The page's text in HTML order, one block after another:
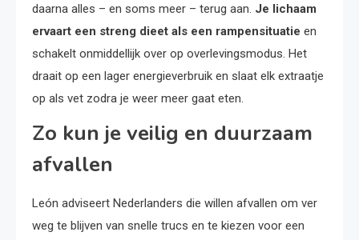
daarna alles – en soms meer – terug aan. Je lichaam
ervaart een streng dieet als een rampensituatie en
schakelt onmiddellijk over op overlevingsmodus. Het
draait op een lager energieverbruik en slaat elk extraatje
op als vet zodra je weer meer gaat eten.
Zo kun je veilig en duurzaam
afvallen
León adviseert Nederlanders die willen afvallen om ver
weg te blijven van snelle trucs en te kiezen voor een